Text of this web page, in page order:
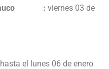
Arauco : viernes 03 de
el lunes 06 de enero